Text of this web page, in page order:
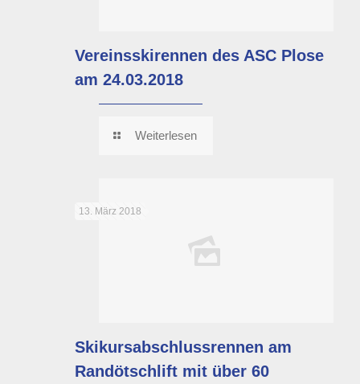
Vereinsskirennen des ASC Plose
am 24.03.2018
Weiterlesen
13. März 2018
Skikursabschlussrennen am
Randötschlift mit über 60